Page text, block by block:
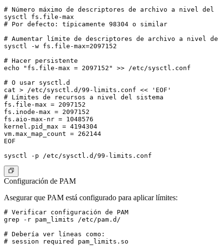
# Número máximo de descriptores de archivo a nivel del
sysctl fs.file-max
# Por defecto: típicamente 98304 o similar
# Aumentar límite de descriptores de archivo a nivel
sysctl -w fs.file-max=2097152
# Hacer persistente
echo "fs.file-max = 2097152" >> /etc/sysctl.conf
# O usar sysctl.d
cat > /etc/sysctl.d/99-limits.conf << 'EOF'
# Límites de recursos a nivel del sistema
fs.file-max = 2097152
fs.inode-max = 2097152
fs.aio-max-nr = 1048576
kernel.pid_max = 4194304
vm.max_map_count = 262144
EOF
Configuración de PAM
Asegurar que PAM está configurado para aplicar límites:
# Verificar configuración de PAM
grep -r pam_limits /etc/pam.d/
# Debería ver líneas como:
# session required pam_limits.so